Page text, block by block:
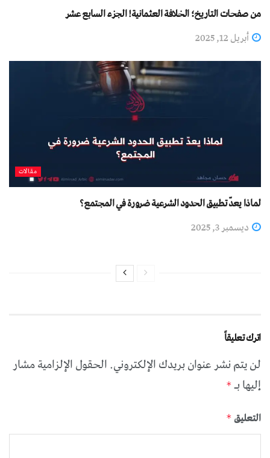
من صفحات التاريخ؛ الخلافة العثمانية! الجزء السابع عشر
أبريل 12, 2025
مقالات
لماذا يعدّ تطبيق الحدود الشرعية ضرورة في المجتمع؟
ديسمبر 3, 2025
اترك تعليقاً
لن يتم نشر عنوان بريدك الإلكتروني.الحقول الإلزامية مشار
إليها بـ *
التعليق *